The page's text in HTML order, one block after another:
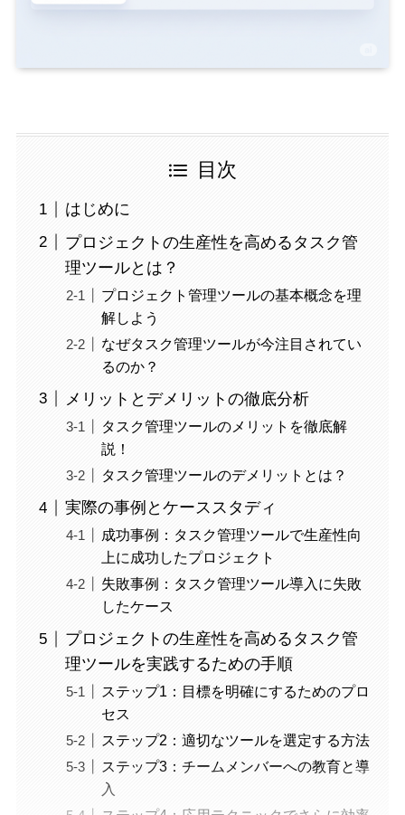
目次
はじめに
プロジェクトの生産性を高めるタスク管
理ツールとは？
プロジェクト管理ツールの基本概念を理
解しよう
なぜタスク管理ツールが今注目されてい
るのか？
メリットとデメリットの徹底分析
タスク管理ツールのメリットを徹底解
説！
タスク管理ツールのデメリットとは？
実際の事例とケーススタディ
成功事例：タスク管理ツールで生産性向
上に成功したプロジェクト
失敗事例：タスク管理ツール導入に失敗
したケース
プロジェクトの生産性を高めるタスク管
理ツールを実践するための手順
ステップ1：目標を明確にするためのプロ
セス
ステップ2：適切なツールを選定する方法
ステップ3：チームメンバーへの教育と導
入